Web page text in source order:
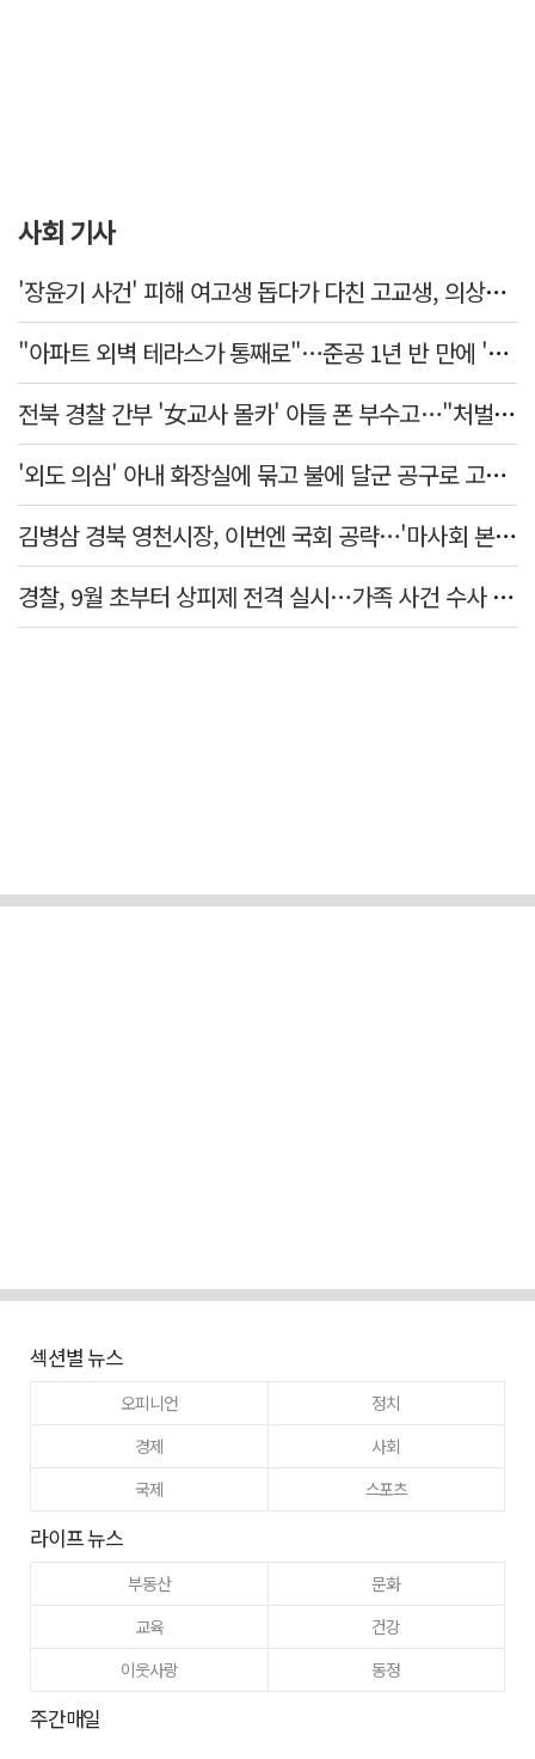
사회 기사
'장윤기 사건' 피해 여고생 돕다가 다친 고교생, 의상자 인정
"아파트 외벽 테라스가 통째로"…준공 1년 반 만에 '아찔 사고'
전북 경찰 간부 '女교사 몰카' 아들 폰 부수고…"처벌 못하는 사안" 내부망에 글
'외도 의심' 아내 화장실에 묶고 불에 달군 공구로 고문…남편 검거
김병삼 경북 영천시장, 이번엔 국회 공략…'마사회 본사 이전·광역교통망 확충' 요청
경찰, 9월 초부터 상피제 전격 실시…가족 사건 수사 못해
섹션별 뉴스
오피니언
정치
경제
사회
국제
스포츠
라이프 뉴스
부동산
문화
교육
건강
이웃사랑
동정
주간매일